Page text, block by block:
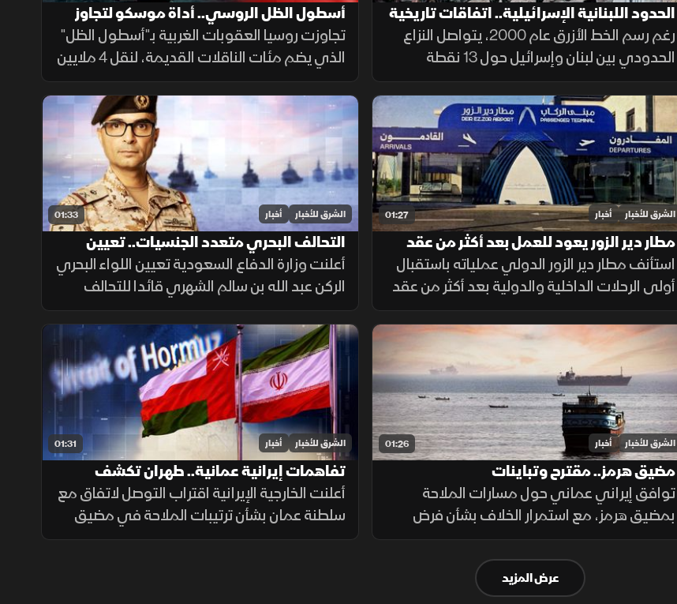
الحدود اللبنانية الإسرائيلية.. اتفاقات تاريخية
وخلافات مستمرة
رغم رسم الخط الأزرق عام 2000، يتواصل النزاع
الحدودي بين لبنان وإسرائيل حول 13 نقطة
تحفظ، أبرزها النقطة B1، إضافة إلى قضيتي بلدة
الغجر ومزارع شبعا وتلال كفرشوبا.
أسطول الظل الروسي.. أداة موسكو لتجاوز
العقوبات
تجاوزت روسيا العقوبات الغربية بـ"أسطول الظل"
الذي يضم مئات الناقلات القديمة، لنقل 4 ملايين
برميل نفط يوميا للصين والهند عبر تكتيكات تخف
بحرية، ما أمن لموسكو مليارات الدولارات.
01:27 الشرق للأخبار أخبار
مطار دير الزور يعود للعمل بعد أكثر من عقد
من الإغلاق
استأنف مطار دير الزور الدولي عملياته باستقبال
أولى الرحلات الداخلية والدولية بعد أكثر من عقد
من التوقف، في خطوة تهدف إلى تسهيل حركة
التنقل وتعزيز الربط الجوي بالمنطقة.
01:33 الشرق للأخبار أخبار
التحالف البحري متعدد الجنسيات.. تعيين
قائد جديد
أعلنت وزارة الدفاع السعودية تعيين اللواء البحري
الركن عبد الله بن سالم الشهري قائدا للتحالف
الدولي متعدد الجنسيات، في خطوة تعزز جاهزية
التحالف لحماية الملاحة وأمن الممرات البحرية.
01:26 الشرق للأخبار أخبار
مضيق هرمز.. مقترح وتباينات
توافق إيراني عماني حول مسارات الملاحة
بمضيق هرمز، مع استمرار الخلاف بشأن فرض
رسوم عبور، حيث تشترط طهران رفع العقوبات
لفتح المضيق وسط رفض أميركي ورفض داخلي
من الحرس الثوري.
01:31 الشرق للأخبار أخبار
تفاهمات إيرانية عمانية.. طهران تكشف
تفاصيل اتفاق مضيق هرمز
أعلنت الخارجية الإيرانية اقتراب التوصل لاتفاق مع
سلطنة عمان بشأن ترتيبات الملاحة في مضيق
هرمز، مؤكدة أن فتح المضيق يبقى مشروطًا
عرض المزيد